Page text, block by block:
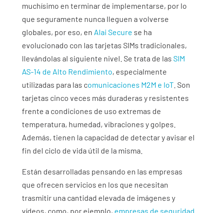
muchísimo en terminar de implementarse, por lo
que seguramente nunca lleguen a volverse
globales, por eso, en Alai Secure se ha
evolucionado con las tarjetas SIMs tradicionales,
llevándolas al siguiente nivel. Se trata de las SIM
AS-14 de Alto Rendimiento, especialmente
utilizadas para las comunicaciones M2M e IoT. Son
tarjetas cinco veces más duraderas y resistentes
frente a condiciones de uso extremas de
temperatura, humedad, vibraciones y golpes.
Además, tienen la capacidad de detectar y avisar el
fin del ciclo de vida útil de la misma.
Están desarrolladas pensando en las empresas
que ofrecen servicios en los que necesitan
trasmitir una cantidad elevada de imágenes y
vídeos, como, por ejemplo, empresas de seguridad